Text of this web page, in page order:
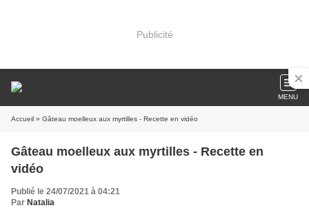
Publicité
MENU
Accueil » Gâteau moelleux aux myrtilles - Recette en vidéo
Gâteau moelleux aux myrtilles - Recette en
vidéo
Publié le 24/07/2021 à 04:21
Par Natalia